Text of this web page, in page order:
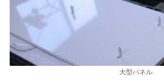
大型パネル